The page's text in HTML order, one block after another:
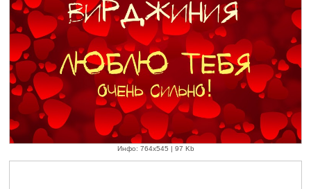
Инфо: 764х545 | 97 Kb